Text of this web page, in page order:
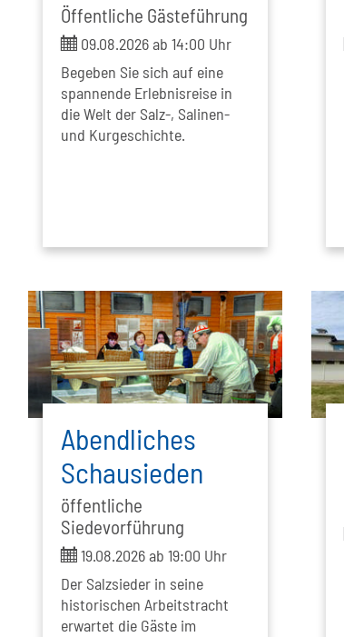
Öffentliche Gästeführung
ticket
09.08.2026 ab 14:00 Uhr
Begeben Sie sich auf eine
spannende Erlebnisreise in
die Welt der Salz-, Salinen-
und Kurgeschichte.
Abendliches
Schausieden
öffentliche
Siedevorführung
ticket
19.08.2026 ab 19:00 Uhr
Der Salzsieder in seine
historischen Arbeitstracht
erwartet die Gäste im